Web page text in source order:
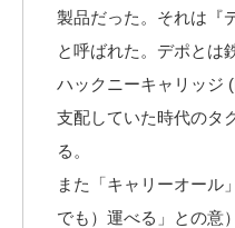
製品だった。それは『
と呼ばれた。デポとは
ハックニーキャリッジ
支配していた時代のタ
る。
また「キャリーオール
でも）運べる」との意